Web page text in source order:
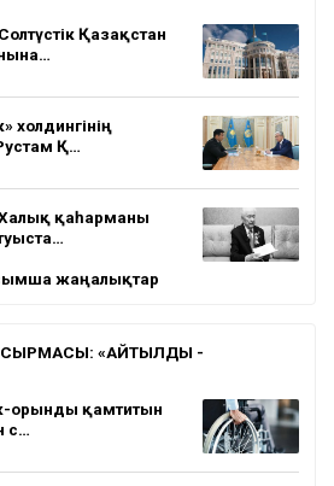
Қазақстан
холдингінің
Қ…
қаһарманы
жаңалықтар
«АЙТЫЛДЫ -
орынды қамтитын
с…